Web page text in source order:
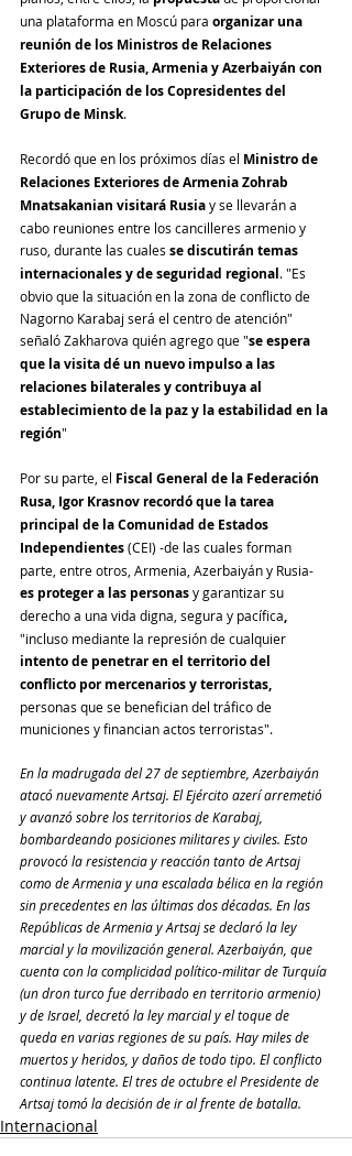
una plataforma en Moscú para organizar una
reunión de los Ministros de Relaciones
Exteriores de Rusia, Armenia y Azerbaiyán con
la participación de los Copresidentes del
Grupo de Minsk.
Recordó que en los próximos días el Ministro de
Relaciones Exteriores de Armenia Zohrab
Mnatsakanian visitará Rusia y se llevarán a
cabo reuniones entre los cancilleres armenio y
ruso, durante las cuales se discutirán temas
internacionales y de seguridad regional. "Es
obvio que la situación en la zona de conflicto de
Nagorno Karabaj será el centro de atención"
señaló Zakharova quién agrego que "se espera
que la visita dé un nuevo impulso a las
relaciones bilaterales y contribuya al
establecimiento de la paz y la estabilidad en la
región"
Por su parte, el Fiscal General de la Federación
Rusa, Igor Krasnov recordó que la tarea
principal de la Comunidad de Estados
Independientes (CEI) -de las cuales forman
parte, entre otros, Armenia, Azerbaiyán y Rusia-
es proteger a las personas y garantizar su
derecho a una vida digna, segura y pacífica,
"incluso mediante la represión de cualquier
intento de penetrar en el territorio del
conflicto por mercenarios y terroristas,
personas que se benefician del tráfico de
municiones y financian actos terroristas".
En la madrugada del 27 de septiembre, Azerbaiyán
atacó nuevamente Artsaj. El Ejército azerí arremetió
y avanzó sobre los territorios de Karabaj,
bombardeando posiciones militares y civiles. Esto
provocó la resistencia y reacción tanto de Artsaj
como de Armenia y una escalada bélica en la región
sin precedentes en las últimas dos décadas. En las
Repúblicas de Armenia y Artsaj se declaró la ley
marcial y la movilización general. Azerbaiyán, que
cuenta con la complicidad político-militar de Turquía
(un dron turco fue derribado en territorio armenio)
y de Israel, decretó la ley marcial y el toque de
queda en varias regiones de su país. Hay miles de
muertos y heridos, y daños de todo tipo. El conflicto
continua latente. El tres de octubre el Presidente de
Artsaj tomó la decisión de ir al frente de batalla.
Internacional